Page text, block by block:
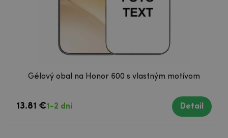
Gélový obal na Honor 600 s vlastným motívom
13.81 €1-2 dni Detail